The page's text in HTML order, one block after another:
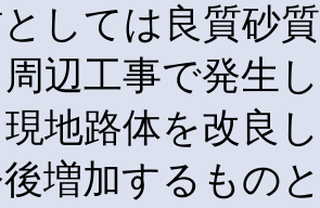
しては良質砂
辺工事で発生
地路体を改良
増加するもの